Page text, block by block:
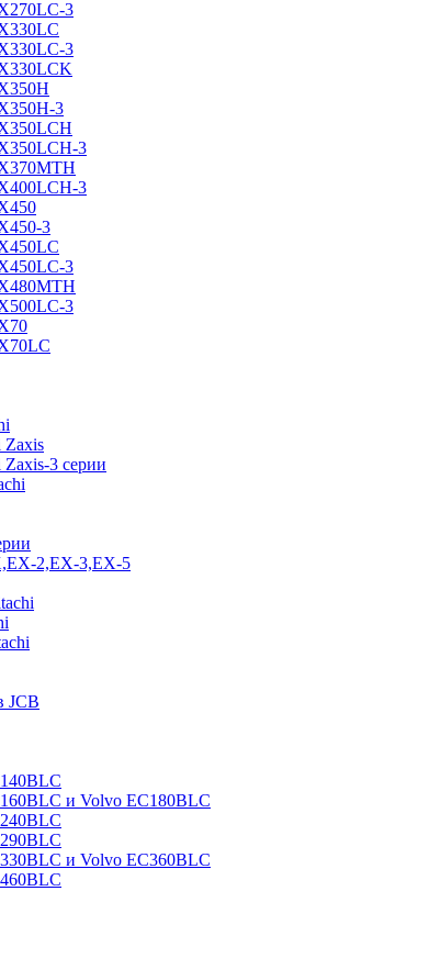
3
3
3
3
3
3
3
3
Zaxis
3 серии
2,EX-3,EX-5
JCB
и Volvo EC180BLC
и Volvo EC360BLC